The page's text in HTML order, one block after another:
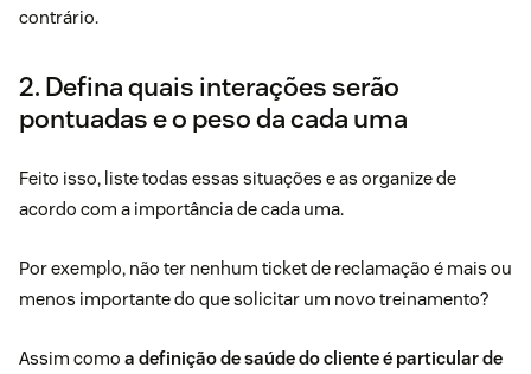
contrário.
2. Defina quais interações serão
pontuadas e o peso da cada uma
Feito isso, liste todas essas situações e as organize de
acordo com a importância de cada uma.
Por exemplo, não ter nenhum ticket de reclamação é mais ou
menos importante do que solicitar um novo treinamento?
Assim como a definição de saúde do cliente é particular de